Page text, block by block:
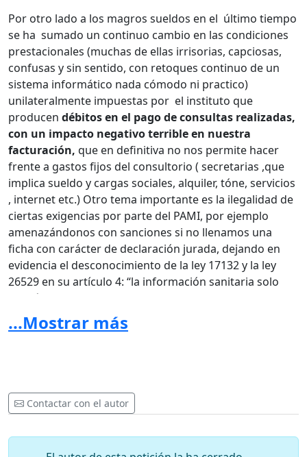
Por otro lado a los magros sueldos en el último tiempo
se ha sumado un continuo cambio en las condiciones
prestacionales (muchas de ellas irrisorias, capciosas,
confusas y sin sentido, con retoques continuo de un
sistema informático nada cómodo ni practico)
unilateralmente impuestas por el instituto que
producen débitos en el pago de consultas realizadas,
con un impacto negativo terrible en nuestra
facturación, que en definitiva no nos permite hacer
frente a gastos fijos del consultorio ( secretarias ,que
implica sueldo y cargas sociales, alquiler, tóne, servicios
, internet etc.) Otro tema importante es la ilegalidad de
ciertas exigencias por parte del PAMI, por ejemplo
amenazándonos con sanciones si no llenamos una
ficha con carácter de declaración jurada, dejando en
evidencia el desconocimiento de la ley 17132 y la ley
26529 en su artículo 4: “la información sanitaria solo
podrá ser brindada a terceras personas con
autorización del paciente” Sinceramente los médicos
necesitas vías de comunicación DIRECTA con
preparados para responder alguna que otra cuestión
técnica, nunca llegándose a quien debe solucionar un
...Mostrar más
Contactar con el autor